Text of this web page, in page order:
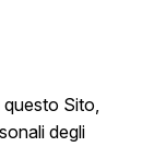
Sito,
degli